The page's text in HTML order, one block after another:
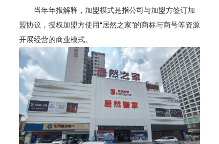
当年年报解释，加盟模式是指公司与加盟方签订加
盟协议，授权加盟方使用“居然之家”的商标与商号等资源
开展经营的商业模式。